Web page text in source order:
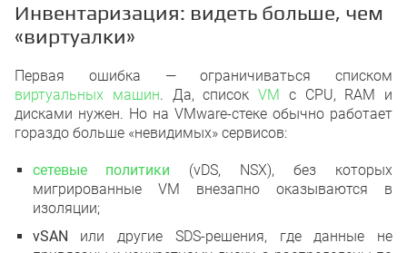
Инвентаризация: видеть больше, чем
«виртуалки»
Первая ошибка — ограничиваться списком
виртуальных машин. Да, список VM
с CPU, RAM и
дисками нужен. Но на VMware-стеке обычно работает
гораздо больше «невидимых» сервисов:
сетевые политики (vDS, NSX), без которых
мигрированные VM внезапно оказываются в
изоляции;
vSAN или другие SDS-решения, где данные не